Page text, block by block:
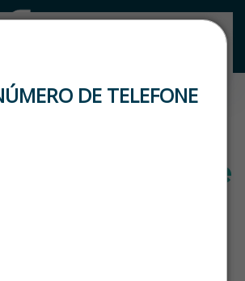
DE TELEFONE
melhore
do seu
de veículos